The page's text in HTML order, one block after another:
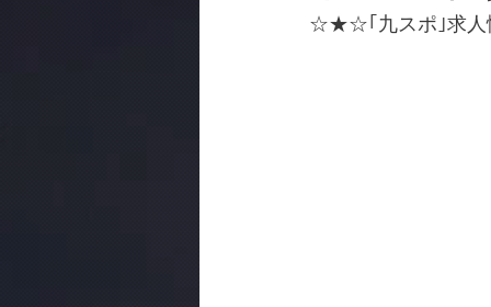
☆★☆｢九スポ｣求